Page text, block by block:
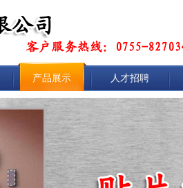
产品展示 人才招聘